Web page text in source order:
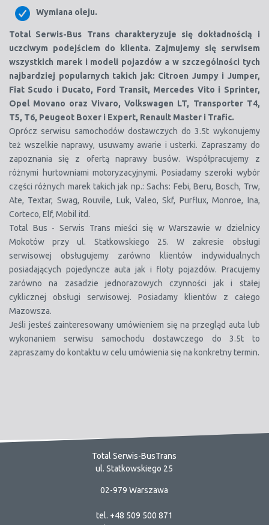
Wymiana oleju.
Total Serwis-Bus Trans charakteryzuje się dokładnością i
uczciwym podejściem do klienta. Zajmujemy się serwisem
wszystkich marek i modeli pojazdów a w szczególności tych
najbardziej popularnych takich jak: Citroen Jumpy i Jumper,
Fiat Scudo i Ducato, Ford Transit, Mercedes Vito i Sprinter,
Opel Movano oraz Vivaro, Volkswagen LT, Transporter T4,
T5, T6, Peugeot Boxer i Expert, Renault Master i Trafic.
Oprócz serwisu samochodów dostawczych do 3.5t wykonujemy
też wszelkie naprawy, usuwamy awarie i usterki. Zapraszamy do
zapoznania się z ofertą naprawy busów. Współpracujemy z
różnymi hurtowniami motoryzacyjnymi. Posiadamy szeroki wybór
części różnych marek takich jak np.: Sachs: Febi, Beru, Bosch, Trw,
Ate, Textar, Swag, Rouvile, Luk, Valeo, Skf, Purflux, Monroe, Ina,
Corteco, Elf, Mobil itd.
Total Bus - Serwis Trans mieści się w Warszawie w dzielnicy
Mokotów przy ul. Statkowskiego 25. W zakresie obsługi
serwisowej obsługujemy zarówno klientów indywidualnych
posiadających pojedyncze auta jak i floty pojazdów. Pracujemy
zarówno na zasadzie jednorazowych czynności jak i stałej
cyklicznej obsługi serwisowej. Posiadamy klientów z całego
Mazowsza.
Jeśli jesteś zainteresowany umówieniem się na przegląd auta lub
wykonaniem serwisu samochodu dostawczego do 3.5t to
zapraszamy do kontaktu w celu umówienia się na konkretny termin.
Total Serwis-BusTrans
ul. Statkowskiego 25
02-979 Warszawa
tel. +48 509 500 871